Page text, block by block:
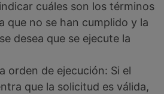
cuáles son los términos
que no se han cumplido y la
desea que se ejecute la
orden de ejecución: Si el
que la solicitud es válida,